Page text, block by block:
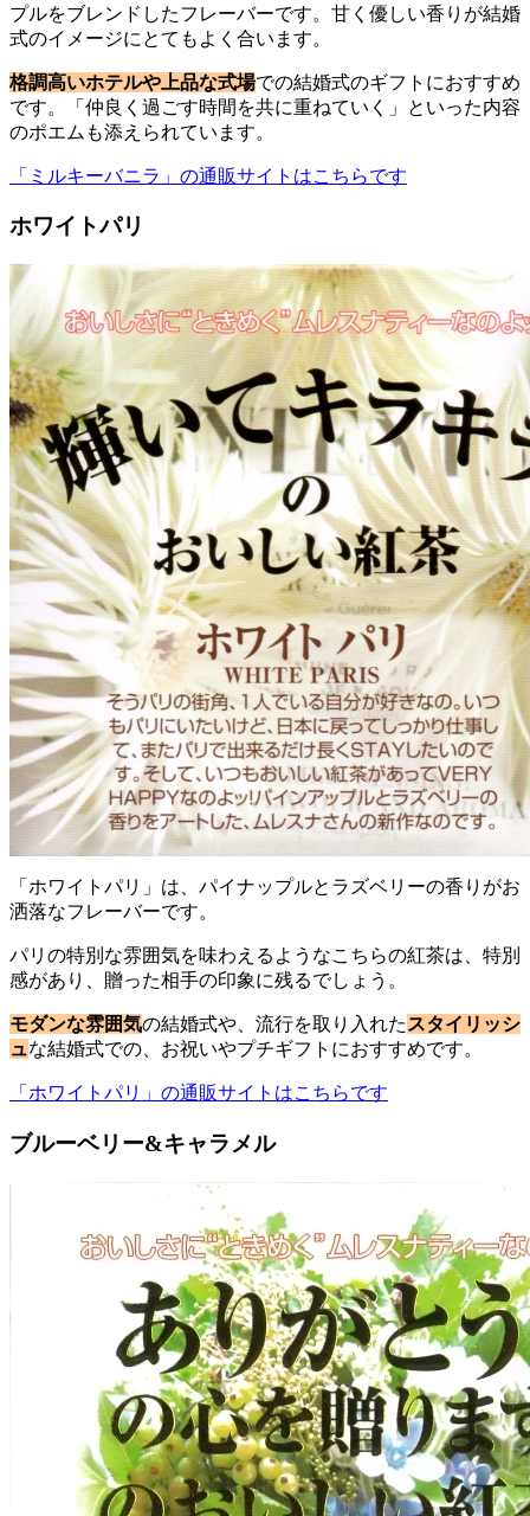
プルをブレンドしたフレーバーです。甘く優しい香りが結婚
式のイメージにとてもよく合います。
格調高いホテルや上品な式場での結婚式のギフトにおすすめ
です。「仲良く過ごす時間を共に重ねていく」といった内容
のポエムも添えられています。
「ミルキーバニラ」の通販サイトはこちらです
ホワイトパリ
「ホワイトパリ」は、パイナップルとラズベリーの香りがお
洒落なフレーバーです。
パリの特別な雰囲気を味わえるようなこちらの紅茶は、特別
感があり、贈った相手の印象に残るでしょう。
モダンな雰囲気の結婚式や、流行を取り入れた スタイリッシ
ュな結婚式での、お祝いやプチギフトにおすすめです。
「ホワイトパリ」の通販サイトはこちらです
ブルーベリー&キャラメル